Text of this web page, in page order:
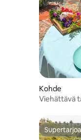
Kohde
Viehättävä